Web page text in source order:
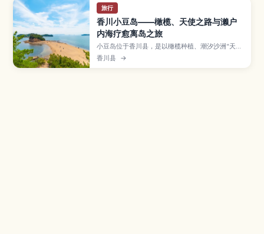
旅行
香川小豆岛——橄榄、天使之路与濑户
内海疗愈离岛之旅
小豆岛位于香川县，是以橄榄种植、潮汐沙洲“天使
之路”、寒霞溪峡谷景观和传统酱油酿造闻名的濑户
内海人气离岛。文章将说明从本州与四国搭乘渡轮
香川县 →